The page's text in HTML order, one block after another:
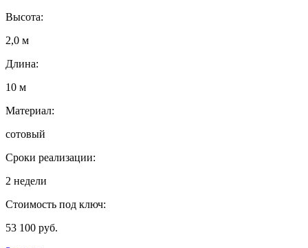
Высота:
2,0 м
Длина:
10 м
Материал:
сотовый
Сроки реализации:
2 недели
Стоимость под ключ:
53 100 руб.